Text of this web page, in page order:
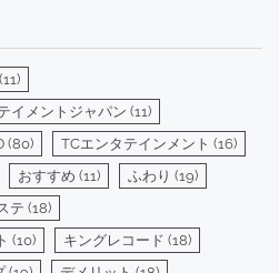
(11)
イメントジャパン (11)
(80) TCエンタテインメント (16)
おすすめ (11) ふわり (19)
テ (18)
(10) キングレコード (18)